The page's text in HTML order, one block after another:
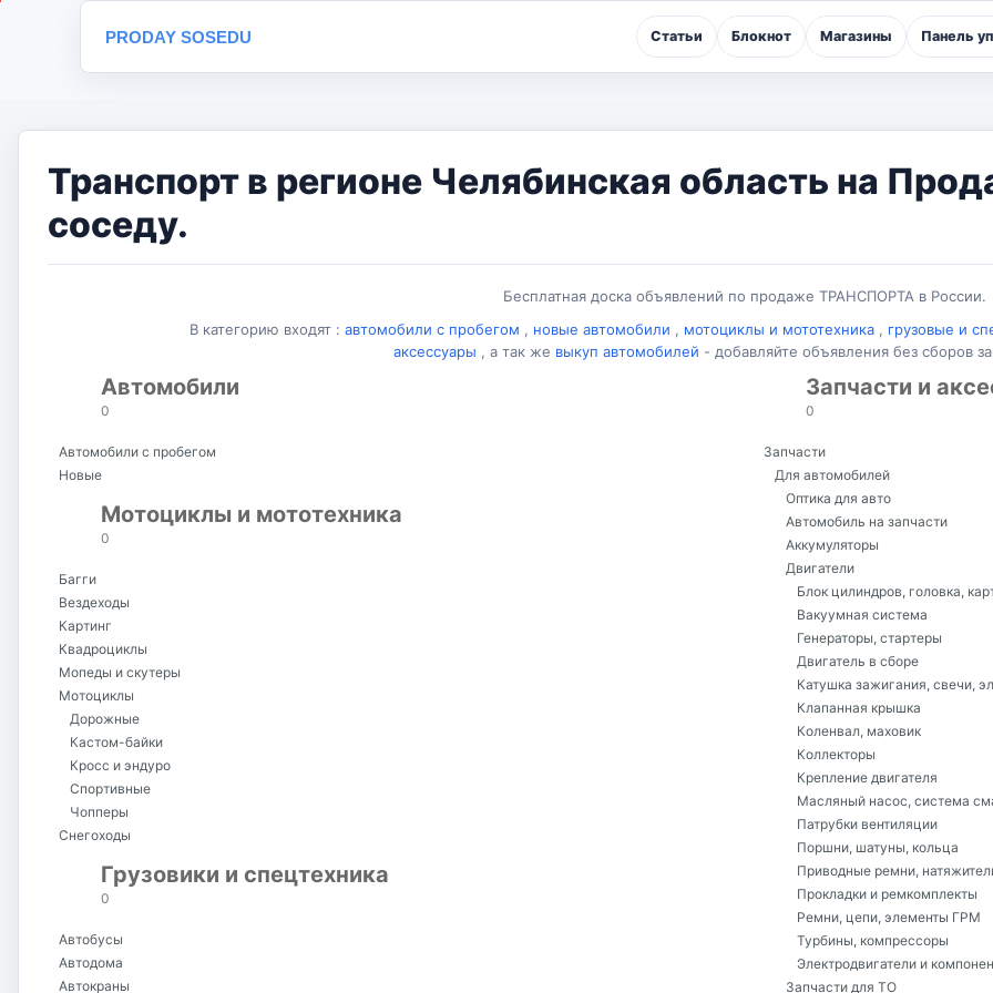
PRODAY SOSEDU Статьи Блокнот Магазины Панель
Транспорт в регионе Челябинская область на
соседу.
Бесплатная доска объявлений по продаже ТРАНСПОРТА в России.
В категорию входят : автомобили с пробегом , новые автомобили , мотоциклы и мототехника , грузовые и
аксессуары , а так же выкуп автомобилей - добавляйте объявления без сборов
Автомобили
0
Автомобили с пробегом
Новые
Мотоциклы и мототехника
0
Багги
Вездеходы
Картинг
Квадроциклы
Мопеды и скутеры
Мотоциклы
Дорожные
Кастом-байки
Кросс и эндуро
Спортивные
Чопперы
Снегоходы
Грузовики и спецтехника
0
Автобусы
Автодома
Автокраны
Запчасти и
0
Запчасти
Для автомобилей
Оптика для авто
Автомобиль на запчасти
Аккумуляторы
Двигатели
Блок цилиндров, головка,
Вакуумная система
Генераторы, стартеры
Двигатель в сборе
Катушка зажигания, свечи,
Клапанная крышка
Коленвал, маховик
Коллекторы
Крепление двигателя
Масляный насос, система
Патрубки вентиляции
Поршни, шатуны, кольца
Приводные ремни,
Прокладки и ремкомплекты
Ремни, цепи, элементы ГРМ
Турбины, компрессоры
Электродвигатели и
Запчасти для ТО